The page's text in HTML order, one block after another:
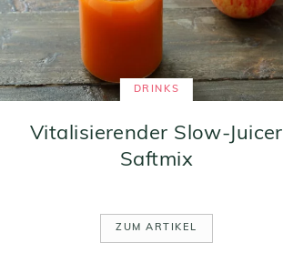
DRINKS
Vitalisierender Slow-Juicer
Saftmix
ZUM ARTIKEL